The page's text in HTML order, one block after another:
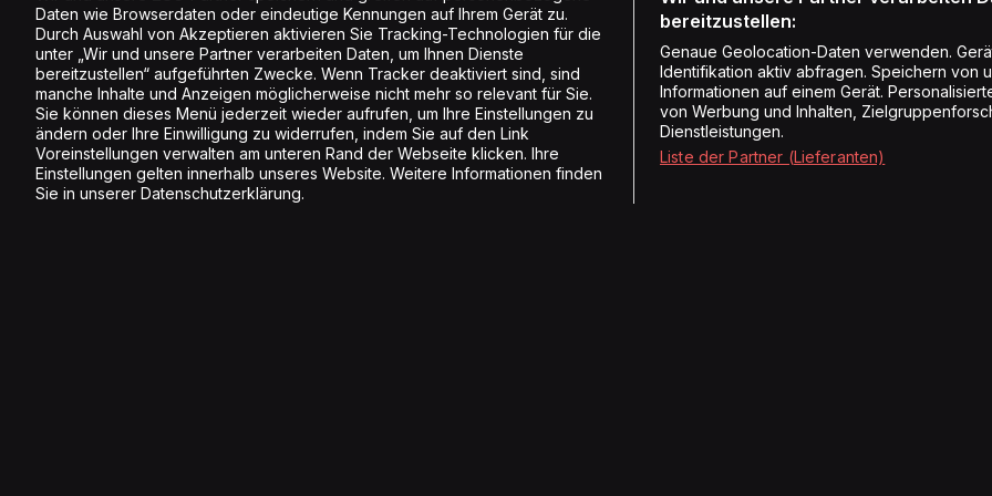
Daten wie Browserdaten oder eindeutige Kennungen auf Ihrem Gerät zu.
Durch Auswahl von Akzeptieren aktivieren Sie Tracking-Technologien für die
unter „Wir und unsere Partner verarbeiten Daten, um Ihnen Dienste
bereitzustellen“ aufgeführten Zwecke. Wenn Tracker deaktiviert sind, sind
manche Inhalte und Anzeigen möglicherweise nicht mehr so relevant für Sie.
Sie können dieses Menü jederzeit wieder aufrufen, um Ihre Einstellungen zu
ändern oder Ihre Einwilligung zu widerrufen, indem Sie auf den Link
Voreinstellungen verwalten am unteren Rand der Webseite klicken. Ihre
Einstellungen gelten innerhalb unseres Website. Weitere Informationen finden
Sie in unserer Datenschutzerklärung.
bereitzustellen:
Genaue Geolocation-Daten verwenden.
Identifikation aktiv abfragen. Speichern von
Informationen auf einem Gerät.
von Werbung und Inhalten,
Dienstleistungen.
Liste der Partner (Lieferanten)